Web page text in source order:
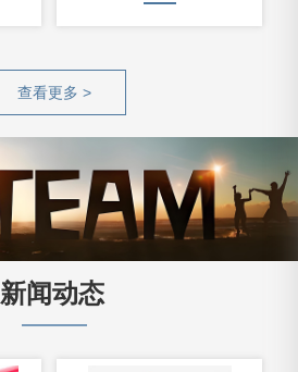
查看更多 >
新闻动态